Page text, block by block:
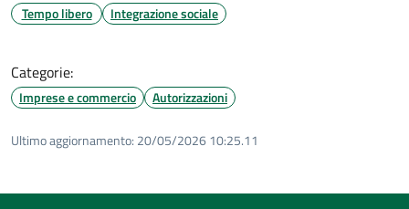
Tempo libero Integrazione sociale
Categorie:
Imprese e commercio Autorizzazioni
Ultimo aggiornamento: 20/05/2026 10:25.11